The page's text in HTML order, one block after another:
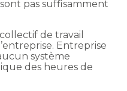
pas suffisamment
de travail
Entreprise
système
des heures de